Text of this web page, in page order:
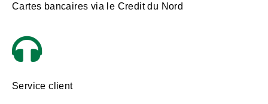
Cartes bancaires via le Credit du Nord
Service client